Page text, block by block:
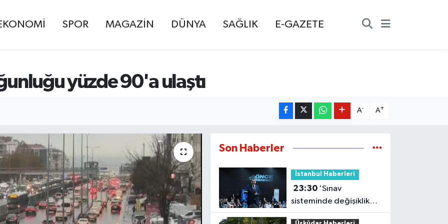
SPOR MAGAZİN DÜNYA SAĞLIK E-GAZETE
yüzde 90'a ulaştı
A- A+
Son Haberler
İstanbul Haberleri
23:30'Sınav
sisteminde değişiklik
yok ama sorular